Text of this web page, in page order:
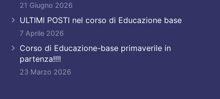
21 Giugno 2026
ULTIMI POSTI nel corso di Educazione base
7 Aprile 2026
Corso di Educazione-base primaverile in
partenza!!!!
23 Marzo 2026